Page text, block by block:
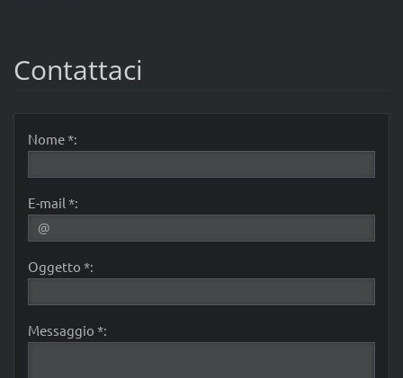
Contattaci
Nome *:
E-mail *:
Oggetto *:
Messaggio *: